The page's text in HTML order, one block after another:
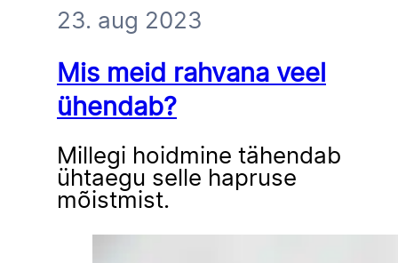
23. aug 2023
Mis meid rahvana veel
ühendab?
Millegi hoidmine tähendab
ühtaegu selle hapruse
mõistmist.